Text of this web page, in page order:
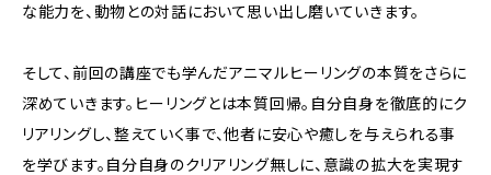
な能力を、動物との対話において思い出し磨いていきます。
そして、前回の講座でも学んだアニマルヒーリングの本質をさらに
深めていきます。ヒーリングとは本質回帰。自分自身を徹底的にク
リアリングし、整えていく事で、他者に安心や癒しを与えられる事
を学びます。自分自身のクリアリング無しに、意識の拡大を実現す